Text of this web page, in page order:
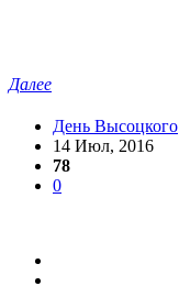
Далее
День Высоцкого
14 Июл, 2016
78
0